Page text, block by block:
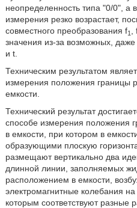
неопределенность типа "0/0", а
измерения резко возрастает,
совместного преобразования f1 ,
значения из-за возможных,
и t.
Техническим результатом
измерения положения границы
емкости.
Технический результат
способе измерения положения
в емкости, при котором в
образующими плоскую
размещают вертикально два
длинной линии, заполняемых
расположением в емкости,
электромагнитные колебания
которым соответствуют разные